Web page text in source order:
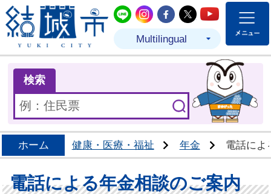
結城市公式LINE
結城市公式Instagram
結城市公式
結城市公式
結城市
Multilingual
検索
ホーム 健康・医療・福祉 年金 電話によ
電話による年金相談のご案内